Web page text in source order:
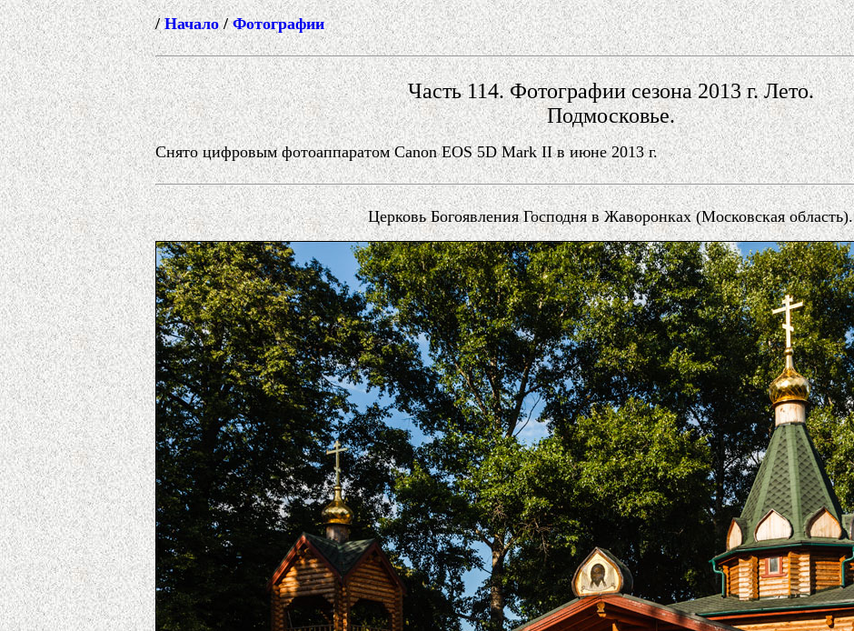
/Начало/Фотографии
Часть 114. Фотографии сезона 2013 г. Лето.
Подмосковье.
Снято цифровым фотоаппаратом Canon EOS 5D Mark II в июне 2013 г.
Церковь Богоявления Господня в Жаворонках (Московская область).